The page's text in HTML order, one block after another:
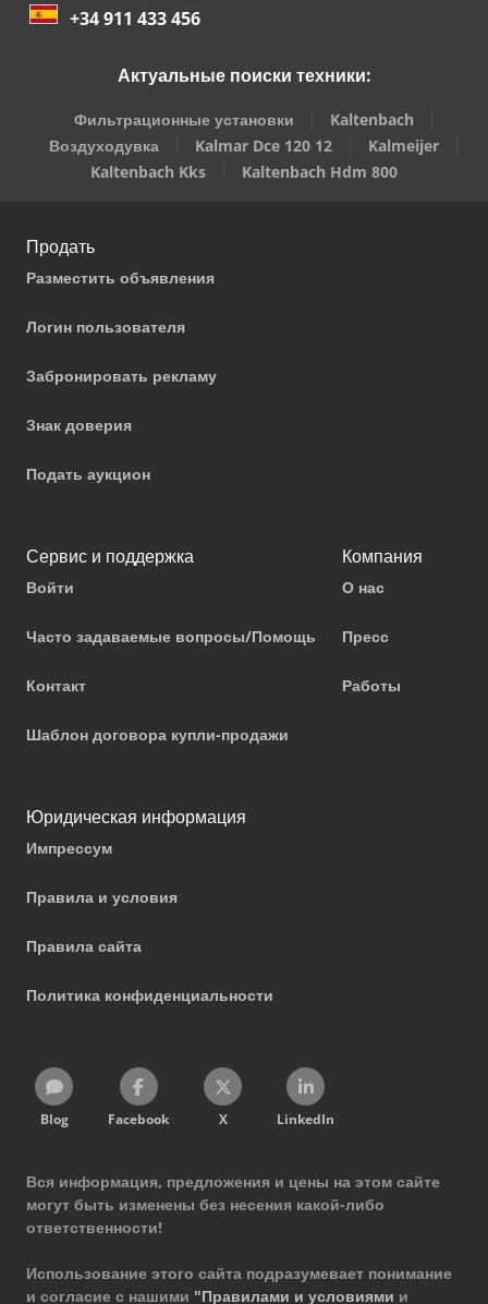
+34 911 433 456
Актуальные поиски техники:
Фильтрационные установки
Kaltenbach
Воздуходувка
Kalmar Dce 120 12
Kalmeijer
Kaltenbach Kks
Kaltenbach Hdm 800
Продать
Разместить объявления
Логин пользователя
Забронировать рекламу
Знак доверия
Подать аукцион
Сервис и поддержка
Войти
Часто задаваемые вопросы/Помощь
Контакт
Шаблон договора купли-продажи
Компания
О нас
Пресс
Работы
Юридическая информация
Импрессум
Правила и условия
Правила сайта
Политика конфиденциальности
Blog Facebook X LinkedIn
Вся информация, предложения и цены на этом сайте
могут быть изменены без несения какой-либо
ответственности!
Использование этого сайта подразумевает понимание
и согласие с нашими "Правилами и условиями и